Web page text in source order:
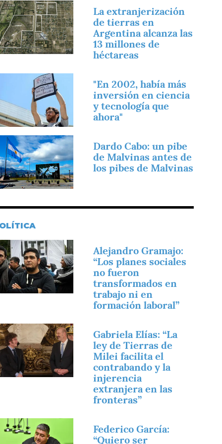
La extranjerización
de tierras en
Argentina alcanza las
13 millones de
héctareas
"En 2002, había más
inversión en ciencia
y tecnología que
ahora"
Dardo Cabo: un pibe
de Malvinas antes de
los pibes de Malvinas
Alejandro Gramajo:
“Los planes sociales
no fueron
transformados en
trabajo ni en
formación laboral”
Gabriela Elías: “La
ley de Tierras de
Milei facilita el
contrabando y la
injerencia
extranjera en las
fronteras”
Federico García:
“Quiero ser